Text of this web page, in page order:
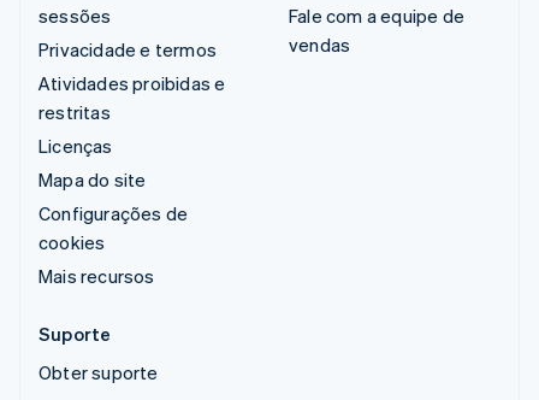
sessões
Privacidade e termos
Atividades proibidas e
restritas
Licenças
Mapa do site
Configurações de
cookies
Mais recursos
Fale com a equipe de
vendas
Suporte
Obter suporte